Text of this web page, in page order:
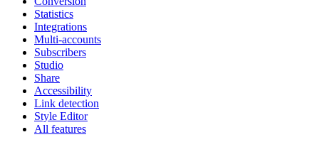
Statistics
Integrations
Multi-accounts
Subscribers
Studio
Share
Accessibility
Link detection
Style Editor
All features